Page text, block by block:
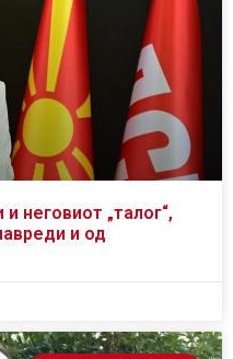
неговиот „талог“,
и од